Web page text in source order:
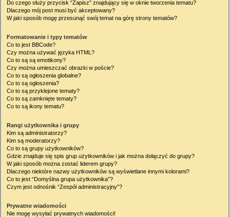
Do czego służy przycisk “Zapisz” znajdujący się w oknie tworzenia tematu?
Dlaczego mój post musi być akceptowany?
W jaki sposób mogę przesunąć swój temat na górę strony tematów?
Formatowanie i typy tematów
Co to jest BBCode?
Czy można używać języka HTML?
Co to są są emotikony?
Czy można umieszczać obrazki w poście?
Co to są ogłoszenia globalne?
Co to są ogłoszenia?
Co to są przyklejone tematy?
Co to są zamknięte tematy?
Co to są ikony tematu?
Rangi użytkownika i grupy
Kim są administratorzy?
Kim są moderatorzy?
Co to są grupy użytkowników?
Gdzie znajduje się spis grup użytkowników i jak można dołączyć do grupy?
W jaki sposób można zostać liderem grupy?
Dlaczego niektóre nazwy użytkowników są wyświetlane innymi kolorami?
Co to jest “Domyślna grupa użytkownika”?
Czym jest odnośnik “Zespół administracyjny”?
Prywatne wiadomości
Nie mogę wysyłać prywatnych wiadomości!